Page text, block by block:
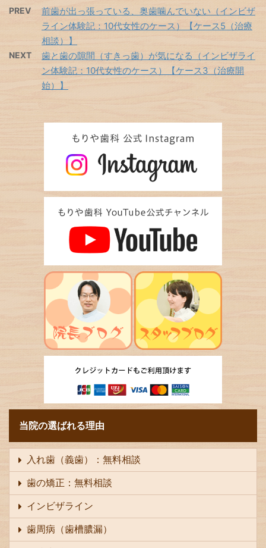
PREV
前歯が出っ張っている、奥歯噛んでいない（インビザ
ライン体験記：10代女性のケース）【ケース5（治療
相談）】
NEXT
歯と歯の隙間（すきっ歯）が気になる（インビザライ
ン体験記：10代女性のケース）【ケース3（治療開
始）】
当院の選ばれる理由
入れ歯（義歯）：無料相談
歯の矯正：無料相談
インビザライン
歯周病（歯槽膿漏）